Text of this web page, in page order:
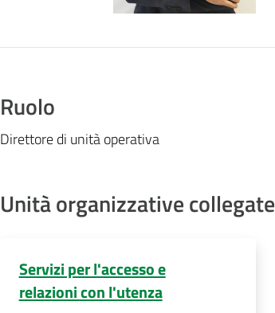
Ruolo
Direttore di unità operativa
Unità organizzative collegate
Servizi per l'accesso e
relazioni con l'utenza